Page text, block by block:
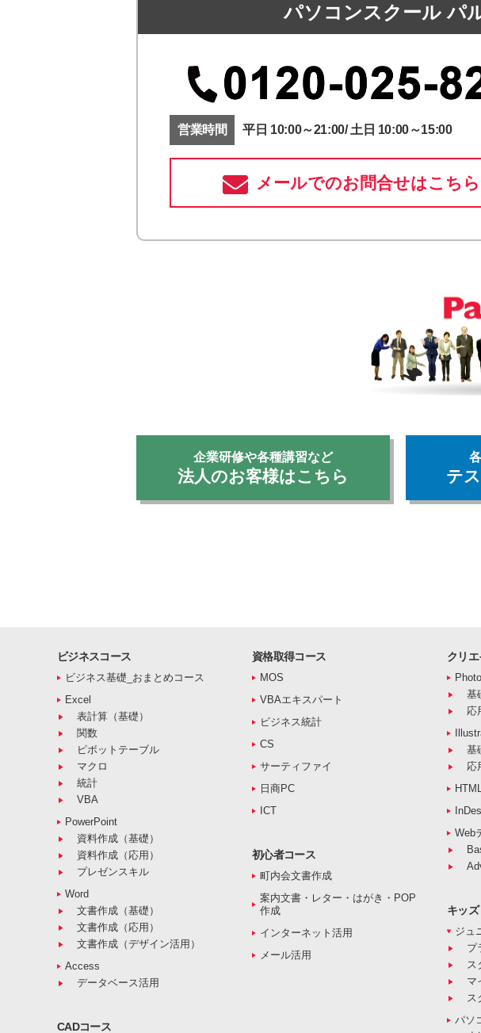
パソコンスクール パ
営業時間 平日 10:00～21:00/ 土日 10:00～15:00
メールでのお問合せはこちら
企業研修や各種講習など
法人のお客様はこちら テ
ビジネスコース
ビジネス基礎_おまとめコース
Excel
表計算（基礎）
関数
ピボットテーブル
マクロ
統計
VBA
PowerPoint
資料作成（基礎）
資料作成（応用）
プレゼンスキル
Word
文書作成（基礎）
文書作成（応用）
文書作成（デザイン活用）
Access
データベース活用
CADコース
資格取得コース
MOS
VBAエキスパート
ビジネス統計
CS
サーティファイ
日商PC
ICT
初心者コース
町内会文書作成
案内文書・レター・はがき・POP
作成
インターネット活用
メール活用
クリ
基
応
基
応
Web
キッ
ジュ
プ
ス
マ
ス
パソ